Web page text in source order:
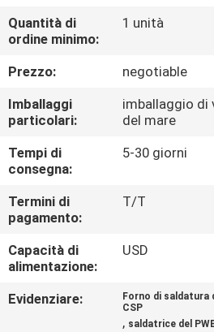
CONTROLLO
DI
QUALITÀ
CONTATTICI
NOTIZIE
RICHIEDA
UNA
Quantità di
ordine minimo:
1 unità
Prezzo:
negotiable
Imballaggi
particolari:
imballaggio di
del mare
Tempi di
consegna:
5-30 giorni
Termini di
pagamento:
T/T
Capacità di
alimentazione:
USD
Evidenziare:
Forno di saldatura
CSP
, saldatrice del